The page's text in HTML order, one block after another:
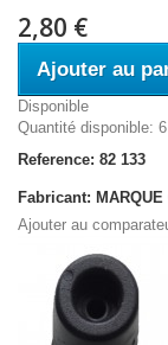
2,80 €
Ajouter au
Disponible
Quantité disponible: 6
Reference: 82 133
Fabricant: MARQUE
Ajouter au